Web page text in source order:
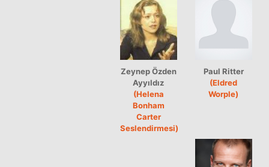
Zeynep Özden
Ayyıldız
(Helena
Bonham
Carter
Seslendirmesi)
Paul Ritter
(Eldred
Worple)